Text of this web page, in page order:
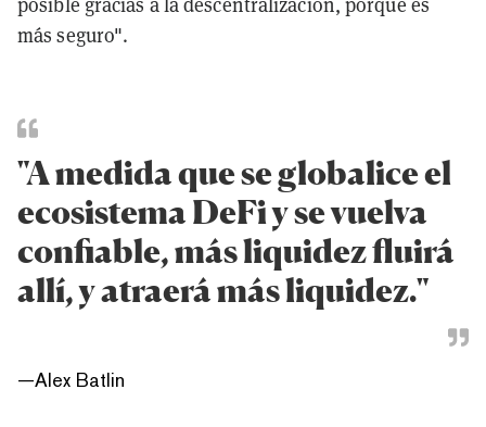
posible gracias a la descentralización, porque es
más seguro".
"A medida que se globalice el
ecosistema DeFi y se vuelva
confiable, más liquidez fluirá
allí, y atraerá más liquidez."
—Alex Batlin